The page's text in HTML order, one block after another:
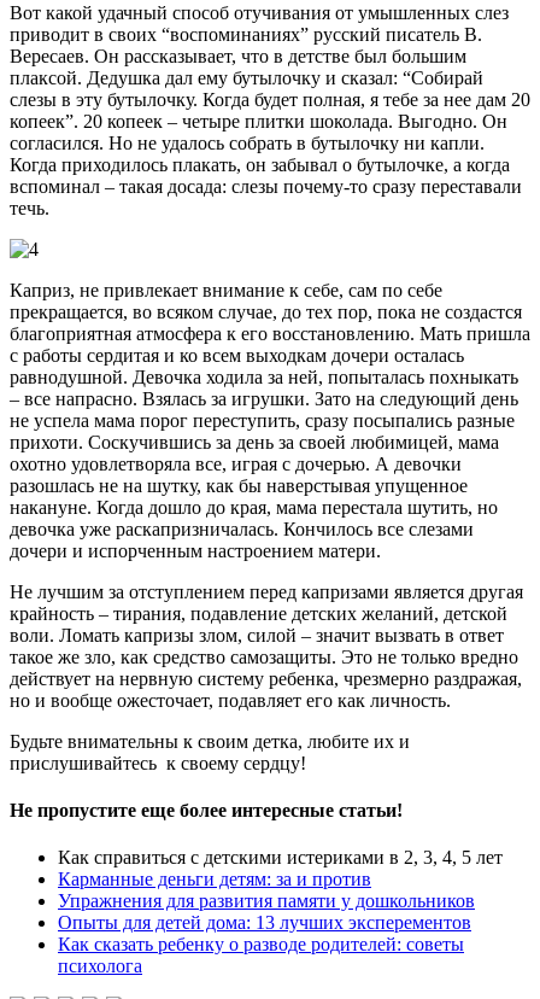
Вот какой удачный способ отучивания от умышленных слез
приводит в своих “воспоминаниях” русский писатель В.
Вересаев. Он рассказывает, что в детстве был большим
плаксой. Дедушка дал ему бутылочку и сказал: “Собирай
слезы в эту бутылочку. Когда будет полная, я тебе за нее дам 20
копеек”. 20 копеек – четыре плитки шоколада. Выгодно. Он
согласился. Но не удалось собрать в бутылочку ни капли.
Когда приходилось плакать, он забывал о бутылочке, а когда
вспоминал – такая досада: слезы почему-то сразу переставали
течь.
Каприз, не привлекает внимание к себе, сам по себе
прекращается, во всяком случае, до тех пор, пока не создастся
благоприятная атмосфера к его восстановлению. Мать пришла
с работы сердитая и ко всем выходкам дочери осталась
равнодушной. Девочка ходила за ней, попыталась похныкать
– все напрасно. Взялась за игрушки. Зато на следующий день
не успела мама порог переступить, сразу посыпались разные
прихоти. Соскучившись за день за своей любимицей, мама
охотно удовлетворяла все, играя с дочерью. А девочки
разошлась не на шутку, как бы наверстывая упущенное
накануне. Когда дошло до края, мама перестала шутить, но
девочка уже раскапризничалась. Кончилось все слезами
дочери и испорченным настроением матери.
Не лучшим за отступлением перед капризами является другая
крайность – тирания, подавление детских желаний, детской
воли. Ломать капризы злом, силой – значит вызвать в ответ
такое же зло, как средство самозащиты. Это не только вредно
действует на нервную систему ребенка, чрезмерно раздражая,
но и вообще ожесточает, подавляет его как личность.
Будьте внимательны к своим детка, любите их и
прислушивайтесь к своему сердцу!
Не пропустите еще более интересные статьи!
Как справиться с детскими истериками в 2, 3, 4, 5 лет
Карманные деньги детям: за и против
Упражнения для развития памяти у дошкольников
Опыты для детей дома: 13 лучших эксперементов
Как сказать ребенку о разводе родителей: советы
психолога